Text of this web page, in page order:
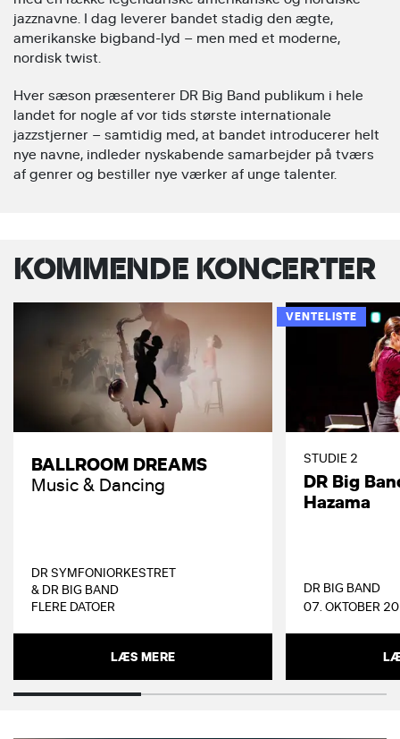
jazznavne. I dag leverer bandet stadig den ægte,
amerikanske bigband-lyd – men med et moderne,
nordisk twist.
Hver sæson præsenterer DR Big Band publikum i hele
landet for nogle af vor tids største internationale
jazzstjerner – samtidig med, at bandet introducerer helt
nye navne, indleder nyskabende samarbejder på tværs
af genrer og bestiller nye værker af unge talenter.
KOMMENDE KONCERTER
BALLROOM DREAMS
Music & Dancing
DR SYMFONIORKESTRET
& DR BIG BAND
FLERE DATOER
LÆS MERE
VENTELISTE
STUDIE 2
DR Big
Hazama
DR BIG BAND
07. OKTOBER